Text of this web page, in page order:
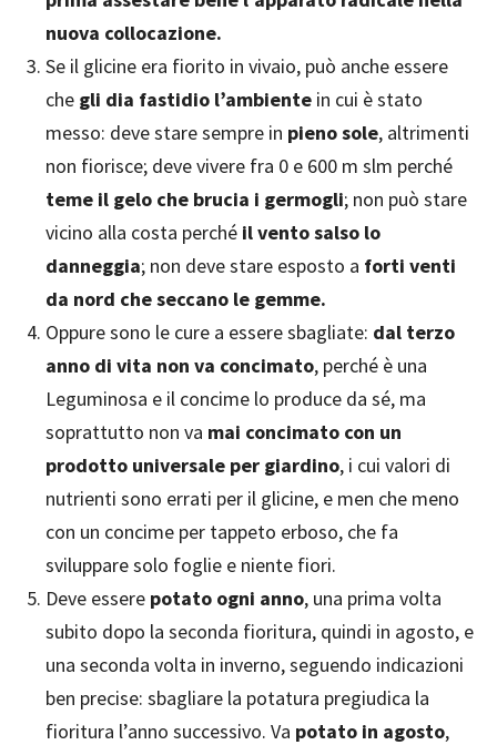
nuova collocazione.
Se il glicine era fiorito in vivaio, può anche essere
che gli dia fastidio l’ambiente in cui è stato
messo: deve stare sempre in pieno sole, altrimenti
non fiorisce; deve vivere fra 0 e 600 m slm perché
teme il gelo che brucia i germogli; non può stare
vicino alla costa perché il vento salso lo
danneggia; non deve stare esposto a forti venti
da nord che seccano le gemme.
Oppure sono le cure a essere sbagliate: dal terzo
anno di vita non va concimato, perché è una
Leguminosa e il concime lo produce da sé, ma
soprattutto non va mai concimato con un
prodotto universale per giardino, i cui valori di
nutrienti sono errati per il glicine, e men che meno
con un concime per tappeto erboso, che fa
sviluppare solo foglie e niente fiori.
Deve essere potato ogni anno, una prima volta
subito dopo la seconda fioritura, quindi in agosto, e
una seconda volta in inverno, seguendo indicazioni
ben precise: sbagliare la potatura pregiudica la
fioritura l’anno successivo. Va potato in agosto,